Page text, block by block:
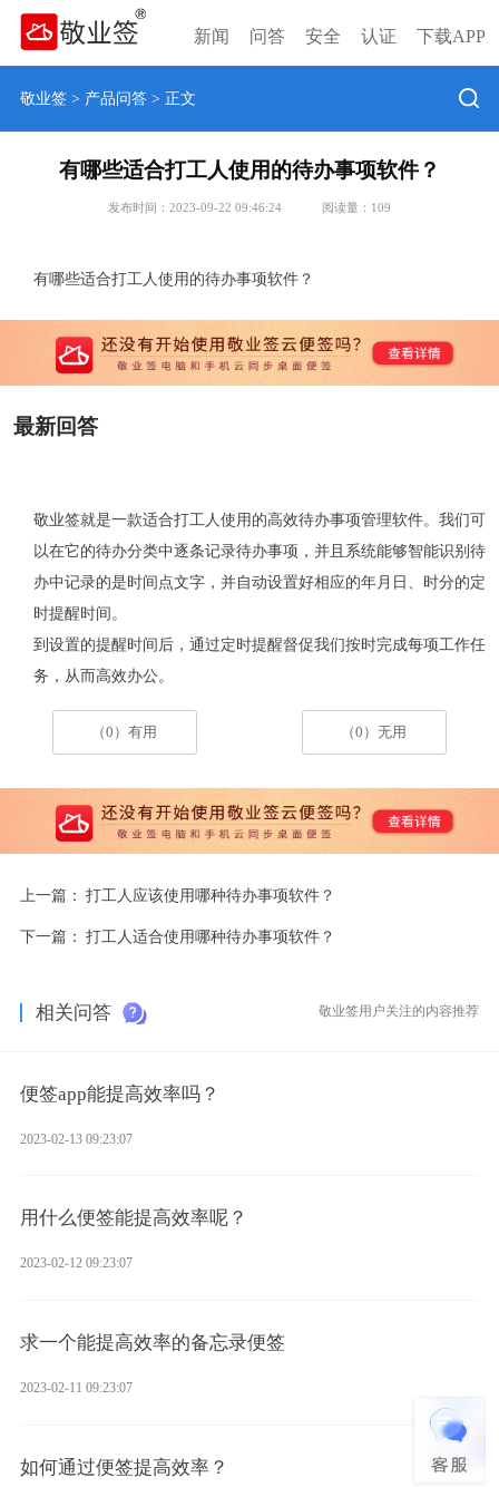
新闻 问答 安全 认证 下载APP
敬业签> 产品问答> 正文
有哪些适合打工人使用的待办事项软件？
发布时间：2023-09-22 09:46:24 阅读量： 109
有哪些适合打工人使用的待办事项软件？
最新回答
敬业签就是一款适合打工人使用的高效待办事项管理软件。我们可
以在它的待办分类中逐条记录待办事项，并且系统能够智能识别待
办中记录的是时间点文字，并自动设置好相应的年月日、时分的定
时提醒时间。
到设置的提醒时间后，通过定时提醒督促我们按时完成每项工作任
务，从而高效办公。
（0）有用 （0）无用
上一篇： 打工人应该使用哪种待办事项软件？
下一篇： 打工人适合使用哪种待办事项软件？
相关问答 敬业签用户关注的内容推荐
便签app能提高效率吗？
2023-02-13 09:23:07
用什么便签能提高效率呢？
2023-02-12 09:23:07
求一个能提高效率的备忘录便签
2023-02-11 09:23:07
如何通过便签提高效率？